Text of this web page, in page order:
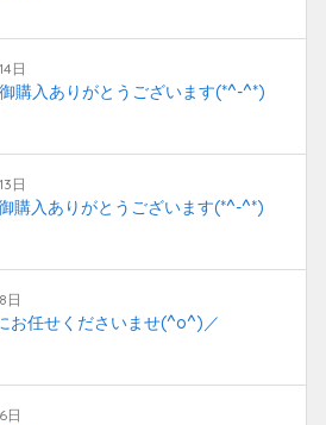
日
購入ありがとうございます(*^-^*)
日
購入ありがとうございます(*^-^*)
日
お任せくださいませ(^o^)／
日